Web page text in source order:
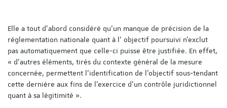
Elle a tout d’abord considéré qu’un manque de précision de la
réglementation nationale quant à l’ objectif poursuivi n’exclut
pas automatiquement que celle-ci puisse être justifiée. En effet,
« d’autres éléments, tirés du contexte général de la mesure
concernée, permettent l’identification de l’objectif sous-tendant
cette dernière aux fins de l’exercice d’un contrôle juridictionnel
quant à sa légitimité ».